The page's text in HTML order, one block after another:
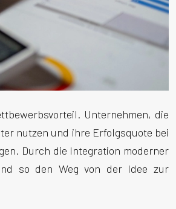
Unternehmen, die
nutzen und ihre Erfolgsquote bei
Durch die Integration moderner
so den Weg von der Idee zur